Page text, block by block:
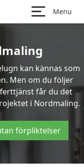
Menu
kan kännas som
Men om du följer
får du det
i Nordmaling.
förpliktelser